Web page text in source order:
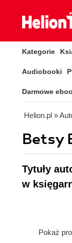
Kategorie
Audiobooki
Darmowe
Helion.pl »
Betsy
Tytuły
w
Pokaż